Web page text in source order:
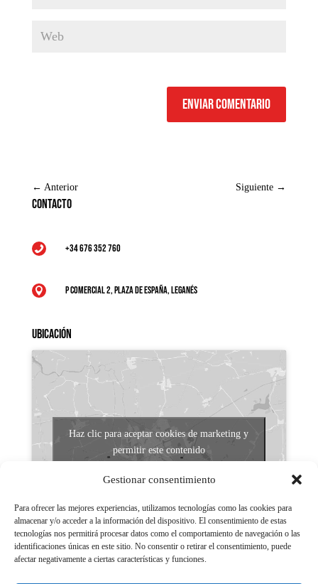
Gestionar consentimiento
Para ofrecer las mejores experiencias, utilizamos tecnologías como las cookies para
almacenar y/o acceder a la información del dispositivo. El consentimiento de estas
tecnologías nos permitirá procesar datos como el comportamiento de navegación o las
identificaciones únicas en este sitio. No consentir o retirar el consentimiento, puede
afectar negativamente a ciertas características y funciones.
Enviar comentario
← Anterior Siguiente →
Contacto
 +34 676 352 760
 P Comercial 2, Plaza de España, Leganés
Ubicación
Haz clic para aceptar cookies de marketing y
permitir este contenido
Aviso legal